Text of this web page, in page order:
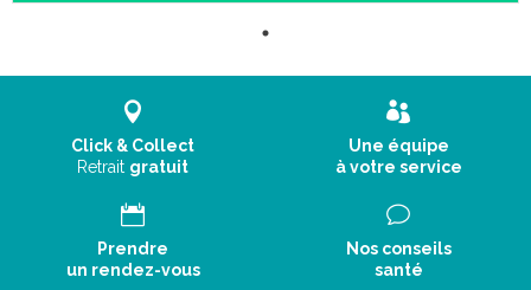
Click & Collect
Retrait gratuit
Une équipe
à votre service
Prendre
un rendez-vous
Nos conseils
santé